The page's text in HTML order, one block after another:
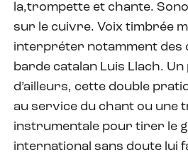
la,trompette et chante.
sur le cuivre. Voix timbrée
interpréter notamment des
barde catalan Luis Llach.
d’ailleurs, cette double
au service du chant ou une
instrumentale pour tirer le
international sans doute lui